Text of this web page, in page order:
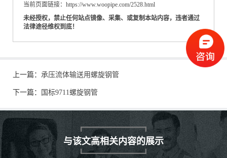
当前页面链接：https://www.woopipe.com/2528.html
未经授权，禁止任何站点镜像、采集、或复制本站内容，违者通过
法律途径维权到底！
上一篇： 承压流体输送用螺旋钢管
下一篇： 国标9711螺旋钢管
与该文高相关内容的展示